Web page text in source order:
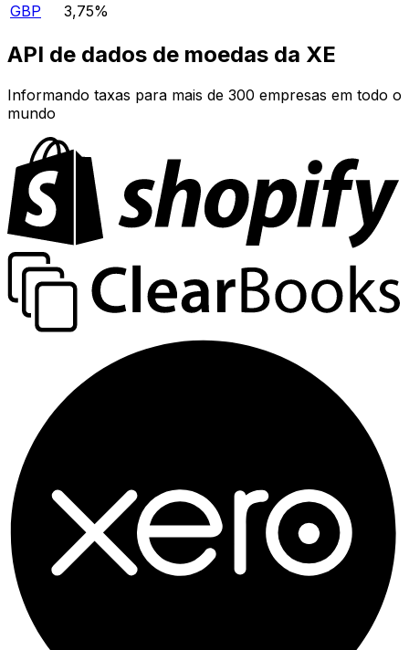
GBP
3,75%
API de dados de moedas da XE
Informando taxas para mais de 300 empresas em todo o
mundo